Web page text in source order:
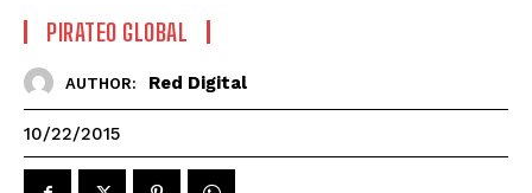
PIRATEO GLOBAL
AUTHOR: Red Digital
10/22/2015